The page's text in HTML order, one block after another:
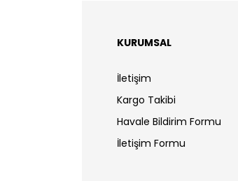
KURUMSAL
İletişim
Kargo Takibi
Havale Bildirim Formu
İletişim Formu